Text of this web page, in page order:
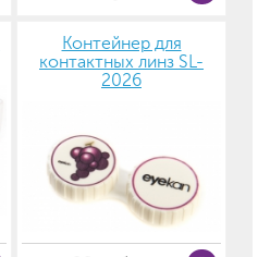
Контейнер для
контактных линз SL-
2026